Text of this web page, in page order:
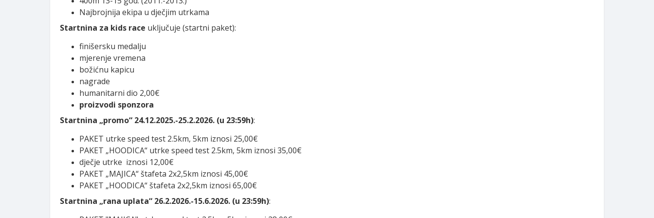
Najbrojnija ekipa u dječjim utrkama
Startnina za kids race uključuje (startni paket):
finišersku medalju
mjerenje vremena
božićnu kapicu
nagrade
humanitarni dio 2,00€
proizvodi sponzora
Startnina „promo“ 24.12.2025.-25.2.2026. (u 23:59h):
PAKET utrke speed test 2.5km, 5km iznosi 25,00€
PAKET „HOODICA“ utrke speed test 2.5km, 5km iznosi 35,00€
dječje utrke iznosi 12,00€
PAKET „MAJICA“ štafeta 2x2,5km iznosi 45,00€
PAKET „HOODICA“ štafeta 2x2,5km iznosi 65,00€
Startnina „rana uplata“ 26.2.2026.-15.6.2026. (u 23:59h):